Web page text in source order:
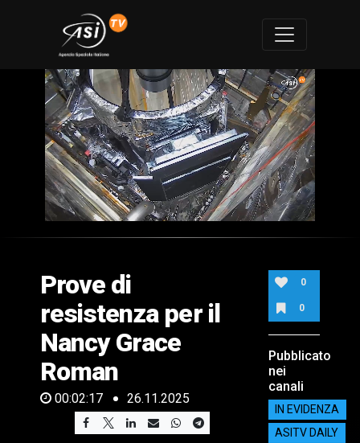
of
17
seconds
Prove di
resistenza per il
Nancy Grace
Roman
00:02:17 26.11.2025
0
0
Pubblicato
nei
canali
IN EVIDENZA
ASITV DAILY